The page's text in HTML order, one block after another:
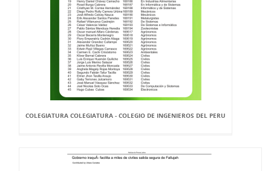
COLEGIATURA COLEGIATURA - COLEGIO DE INGENIEROS DEL PERU